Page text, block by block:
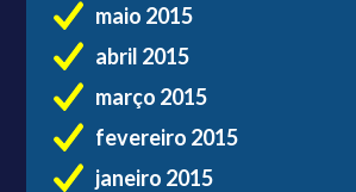
maio 2015
abril 2015
março 2015
fevereiro 2015
janeiro 2015